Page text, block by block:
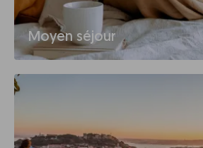
Moyen séjour